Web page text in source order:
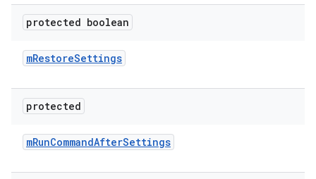
protected boolean
mRestoreSettings
protected
mRunCommandAfterSettings